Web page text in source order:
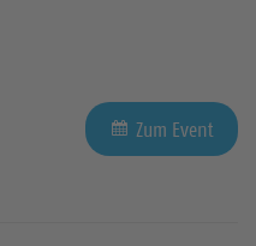
Zum Event